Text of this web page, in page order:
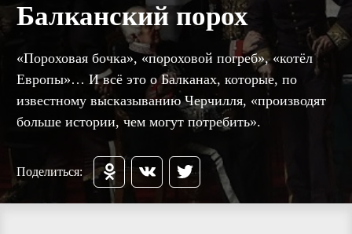
Балканский порох
«Пороховая бочка», «пороховой погреб», «котёл
Европы»… И всё это о Балканах, которые, по
известному высказыванию Черчилля, «производят
больше истории, чем могут потребить».
Поделиться: